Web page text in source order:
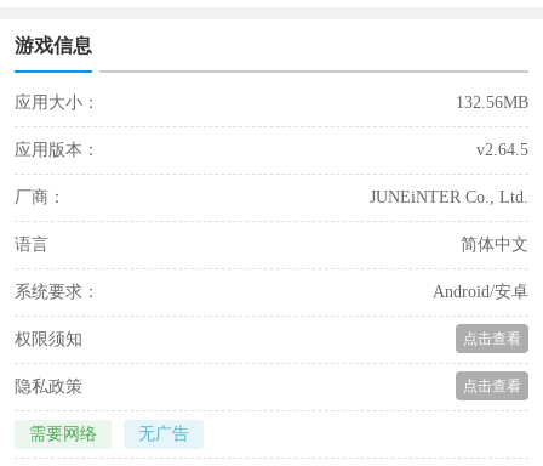
游戏信息
应用大小： 132.56MB
应用版本： v2.64.5
厂商： JUNEiNTER Co., Ltd.
语言 简体中文
系统要求： Android/安卓
权限须知 点击查看
隐私政策 点击查看
需要网络 无广告